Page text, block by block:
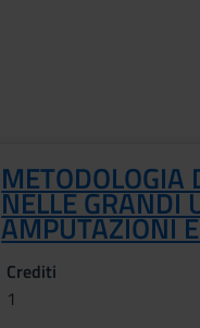
METODOLOGIA
NELLE GRANDI
AMPUTAZIONI
Crediti
1